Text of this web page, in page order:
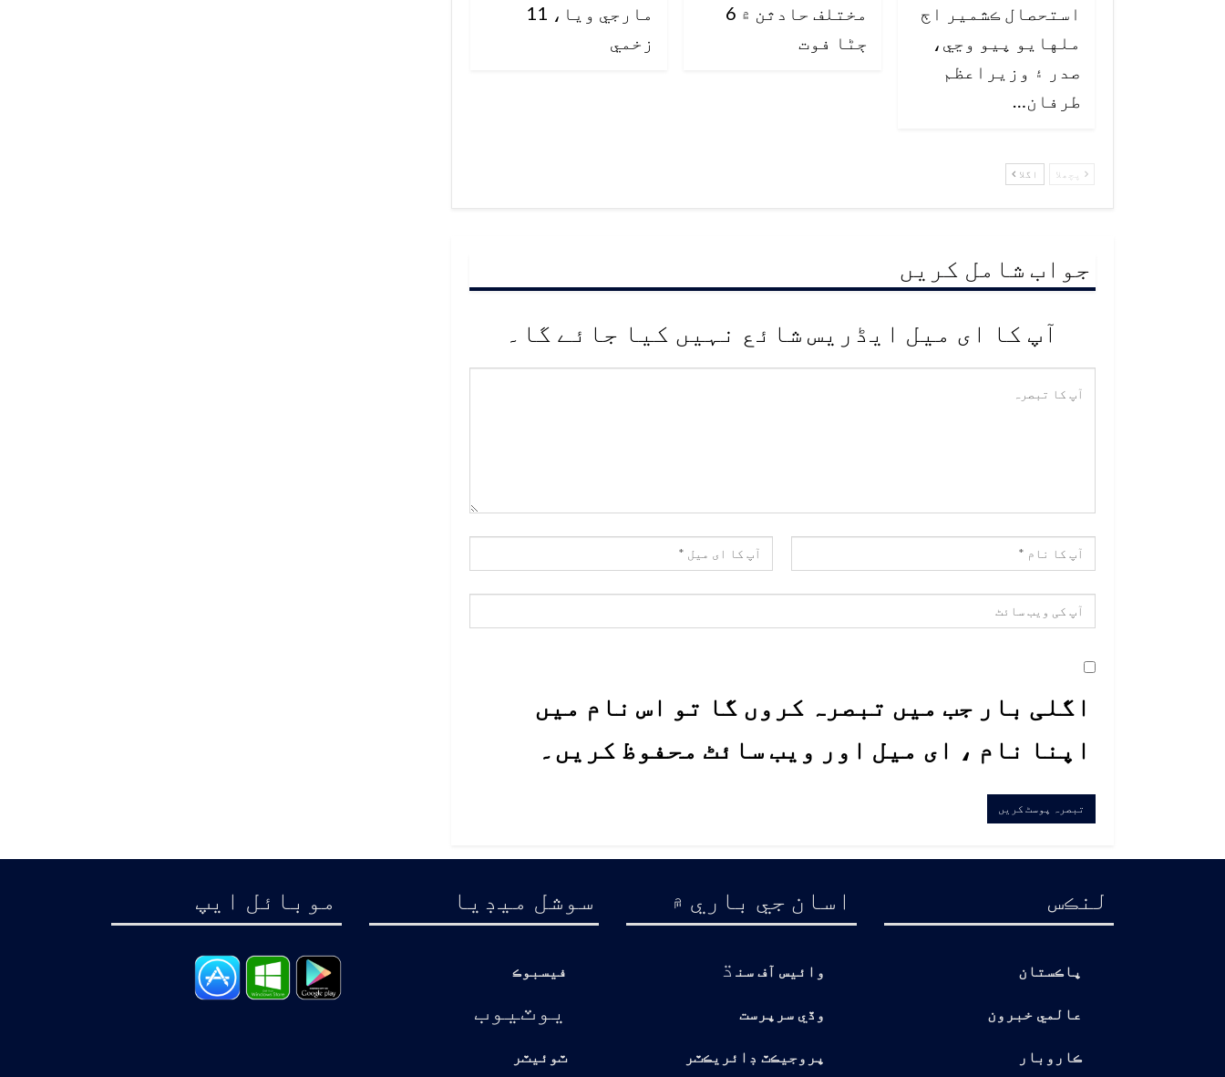
استحصال ڪشمير اڄ
ملهايو پيو وڃي،
صدر ۽ وزيراعظم
طرفان…
مختلف حادثن ۾ 6
ڄڻا فوت
مارجي ويا، 11
زخمي
پچھلا اگلا
جواب شامل کریں
آپ کا ای میل ایڈریس شائع نہیں کیا جائے گا۔
اگلی بار جب میں تبصرہ کروں گا تو اس نام میں
اپنا نام ، ای میل اور ویب سائٹ محفوظ کریں۔
لنڪس
پاڪستان
عالمي خبرون
ڪاروبار
اسان جي باري ۾
وائيس آف سن ڌ
وڏي سرپرست
پروجيڪٽ ڊائريڪٽر
سوشل ميڊيا
فيسبوڪ
يوٽيوب
ٽوئيٽر
موبائل ايپ